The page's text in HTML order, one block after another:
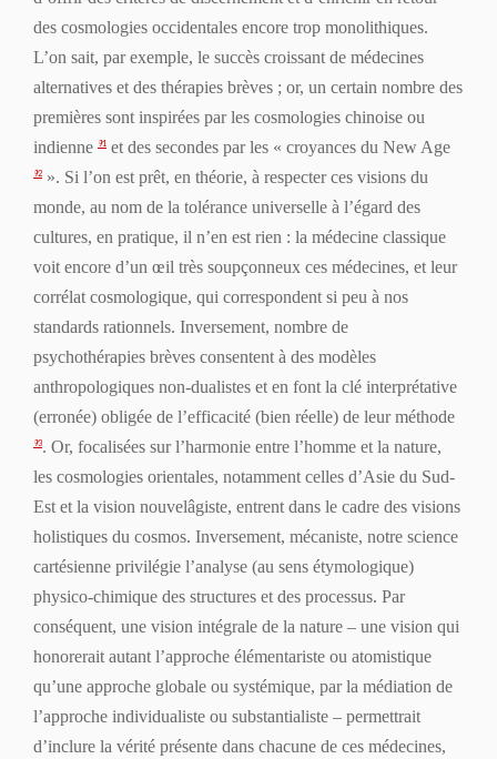
des cosmologies occidentales encore trop monolithiques.
L’on sait, par exemple, le succès croissant de médecines
alternatives et des thérapies brèves ; or, un certain nombre des
premières sont inspirées par les cosmologies chinoise ou
indienne 91 et des secondes par les « croyances du New Age
92 ». Si l’on est prêt, en théorie, à respecter ces visions du
monde, au nom de la tolérance universelle à l’égard des
cultures, en pratique, il n’en est rien : la médecine classique
voit encore d’un œil très soupçonneux ces médecines, et leur
corrélat cosmologique, qui correspondent si peu à nos
standards rationnels. Inversement, nombre de
psychothérapies brèves consentent à des modèles
anthropologiques non-dualistes et en font la clé interprétative
(erronée) obligée de l’efficacité (bien réelle) de leur méthode
93. Or, focalisées sur l’harmonie entre l’homme et la nature,
les cosmologies orientales, notamment celles d’Asie du Sud-
Est et la vision nouvelâgiste, entrent dans le cadre des visions
holistiques du cosmos. Inversement, mécaniste, notre science
cartésienne privilégie l’analyse (au sens étymologique)
physico-chimique des structures et des processus. Par
conséquent, une vision intégrale de la nature – une vision qui
honorerait autant l’approche élémentariste ou atomistique
qu’une approche globale ou systémique, par la médiation de
l’approche individualiste ou substantialiste – permettrait
d’inclure la vérité présente dans chacune de ces médecines,